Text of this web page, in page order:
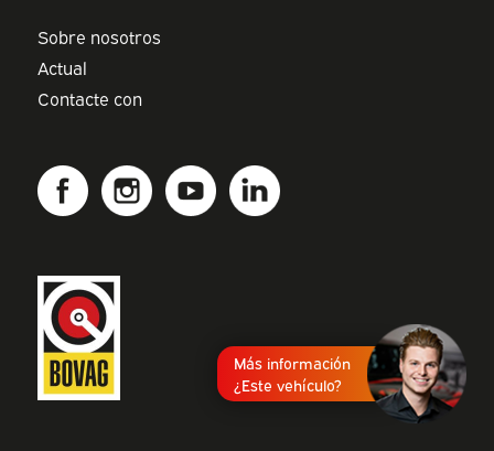
Más información
¿Este vehículo?
Sobre nosotros
Actual
Contacte con